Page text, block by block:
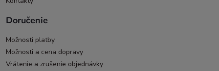
Doručenie
Možnosti platby
Možnosti a cena dopravy
Vrátenie a zrušenie objednávky